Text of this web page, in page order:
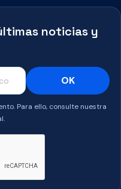
noticias y
Para ello, consulte nuestra